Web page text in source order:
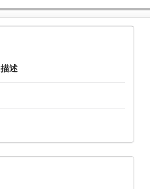
描述